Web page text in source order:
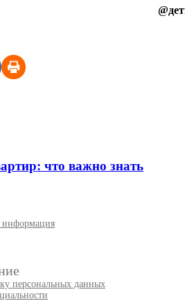
что важно знать
персональных данных